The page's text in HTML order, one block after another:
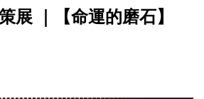
展 ｜【命運的磨石】